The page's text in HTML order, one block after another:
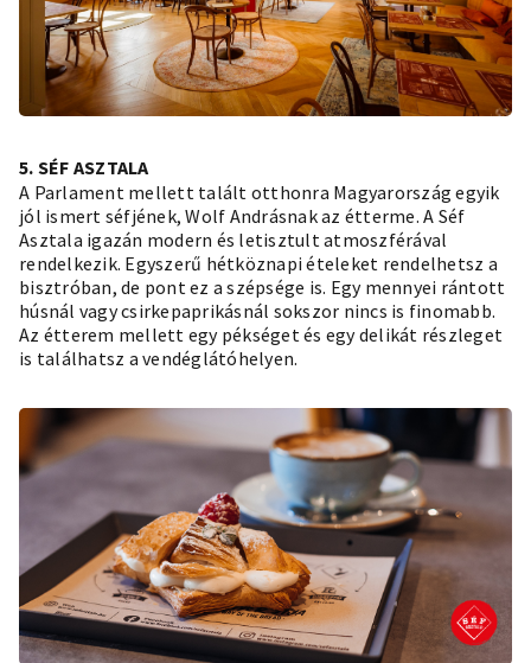
5. SÉF ASZTALA
A Parlament mellett talált otthonra Magyarország egyik
jól ismert séfjének, Wolf Andrásnak az étterme. A Séf
Asztala igazán modern és letisztult atmoszférával
rendelkezik. Egyszerű hétköznapi ételeket rendelhetsz a
bisztróban, de pont ez a szépsége is. Egy mennyei rántott
húsnál vagy csirkepaprikásnál sokszor nincs is finomabb.
Az étterem mellett egy pékséget és egy delikát részleget
is találhatsz a vendéglátóhelyen.